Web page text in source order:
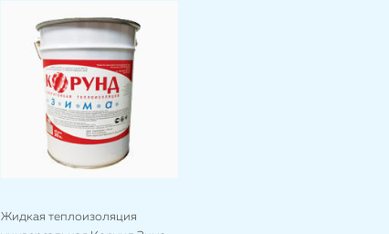
Жидкая теплоизоляция